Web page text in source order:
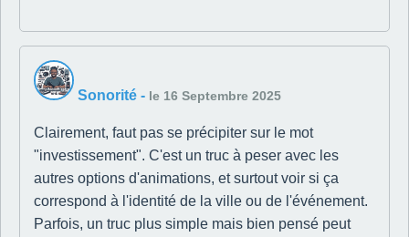
Sonorité - le 16 Septembre 2025
Clairement, faut pas se précipiter sur le mot
"investissement". C'est un truc à peser avec les
autres options d'animations, et surtout voir si ça
correspond à l'identité de la ville ou de l'événement.
Parfois, un truc plus simple mais bien pensé peut